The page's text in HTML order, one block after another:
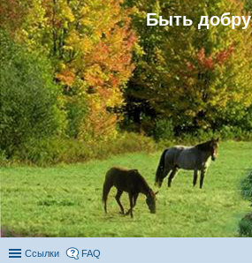
Быть добру
Ссылки FAQ